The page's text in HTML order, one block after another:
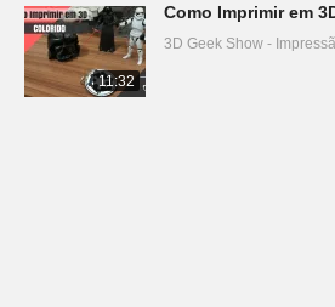
11:32
Como Imprimir em
3D Geek Show -